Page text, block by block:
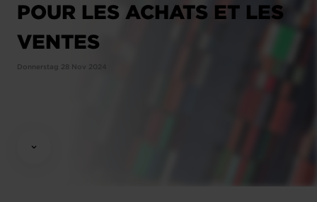
POUR LES ACHATS ET LES
VENTES
Donnerstag 28 Nov 2024